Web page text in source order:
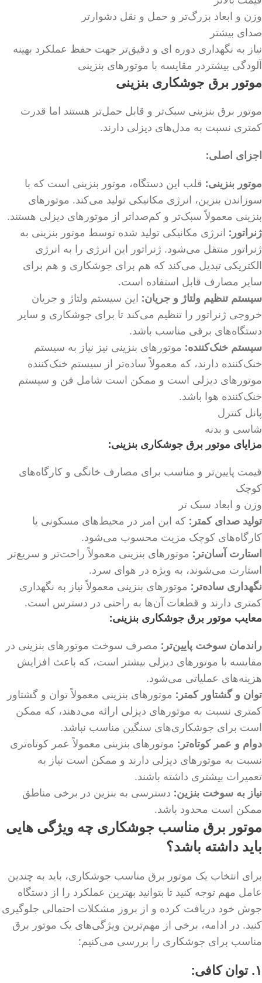
وزن و ابعاد بزرگ‌تر و حمل و نقل دشوارتر
صدای بیشتر
نیاز به نگهداری دوره ای و دقیق‌تر جهت حفظ عملکرد بهینه
آلودگی بیشتردر مقایسه با موتورهای بنزینی
موتور برق جوشکاری بنزینی
موتور برق بنزینی سبک‌تر و قابل حمل‌تر هستند اما قدرت
کمتری نسبت به مدل‌های دیزلی دارند.
اجزای اصلی:
موتور بنزینی: قلب این دستگاه، موتور بنزینی است که با
سوزاندن بنزین، انرژی مکانیکی تولید می‌کند. موتورهای
بنزینی معمولاً سبک‌تر و کم‌صداتر از موتورهای دیزلی هستند.
ژنراتور: انرژی مکانیکی تولید شده توسط موتور بنزینی به
ژنراتور منتقل می‌شود. ژنراتور این انرژی را به انرژی
الکتریکی تبدیل می‌کند که هم برای جوشکاری و هم برای
سایر مصارف قابل استفاده است.
سیستم تنظیم ولتاژ و جریان: این سیستم ولتاژ و جریان
خروجی ژنراتور را تنظیم می‌کند تا برای جوشکاری و سایر
دستگاه‌های برقی مناسب باشد.
سیستم خنک‌کننده: موتورهای بنزینی نیز نیاز به سیستم
خنک‌کننده دارند، که معمولاً ساده‌تر از سیستم خنک‌کننده
موتورهای دیزلی است و ممکن است شامل فن و سیستم
خنک‌کننده هوا باشد.
پانل کنترل
شاسی و بدنه
مزایای موتور برق جوشکاری بنزینی:
قیمت پایین‌تر و مناسب برای مصارف خانگی و کارگاه‌های
کوچک
وزن و ابعاد سبک ‌تر
تولید صدای کمتر: که این امر در محیط‌های مسکونی یا
کارگاه‌های کوچک مزیت محسوب می‌شود.
استارت آسان‌تر: موتورهای بنزینی معمولاً راحت‌تر و سریع‌تر
استارت می‌شوند، به ویژه در هوای سرد.
نگهداری ساده‌تر: موتورهای بنزینی معمولاً نیاز به نگهداری
کمتری دارند و قطعات آن‌ها به راحتی در دسترس است.
معایب موتور برق جوشکاری بنزینی:
راندمان سوخت پایین‌تر: مصرف سوخت موتورهای بنزینی در
مقایسه با موتورهای دیزلی بیشتر است، که باعث افزایش
هزینه‌های عملیاتی می‌شود.
توان و گشتاور کمتر: موتورهای بنزینی معمولاً توان و گشتاور
کمتری نسبت به موتورهای دیزلی ارائه می‌دهند، که ممکن
است برای جوشکاری‌های سنگین مناسب نباشد.
دوام و عمر کوتاه‌تر: موتورهای بنزینی معمولاً عمر کوتاه‌تری
نسبت به موتورهای دیزلی دارند و ممکن است نیاز به
تعمیرات بیشتری داشته باشند.
نیاز به سوخت بنزین: دسترسی به بنزین در برخی مناطق
ممکن است محدود باشد.
موتور برق مناسب جوشکاری چه ویژگی هایی
باید داشته باشد؟
برای انتخاب یک موتور برق مناسب جوشکاری، باید به چندین
عامل مهم توجه کنید تا بتوانید بهترین عملکرد را از دستگاه
جوش خود دریافت کرده و از بروز مشکلات احتمالی جلوگیری
کنید. در ادامه، برخی از مهم‌ترین ویژگی‌های یک موتور برق
مناسب برای جوشکاری را بررسی می‌کنیم:
۱. توان کافی: